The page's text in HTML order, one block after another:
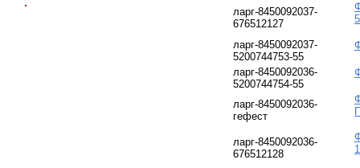
ларг-8450092037-
676512127
ларг-8450092037-
5200744753-55
ларг-8450092036-
5200744754-55
ларг-8450092036-
гефест
ларг-8450092036-
676512128